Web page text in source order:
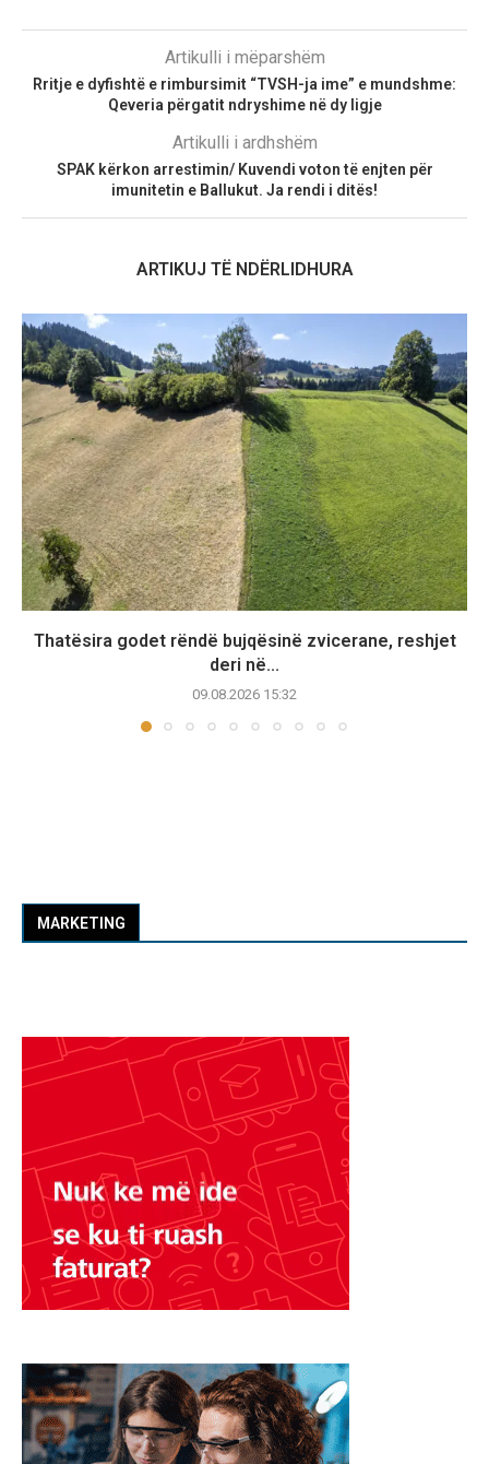
Artikulli i mëparshëm
Rritje e dyfishtë e rimbursimit “TVSH-ja ime” e mundshme:
Qeveria përgatit ndryshime në dy ligje
Artikulli i ardhshëm
SPAK kërkon arrestimin/ Kuvendi voton të enjten për
imunitetin e Ballukut. Ja rendi i ditës!
ARTIKUJ TË NDËRLIDHURA
Thatësira godet rëndë bujqësinë zvicerane, reshjet
deri në...
09.08.2026 15:32
MARKETING